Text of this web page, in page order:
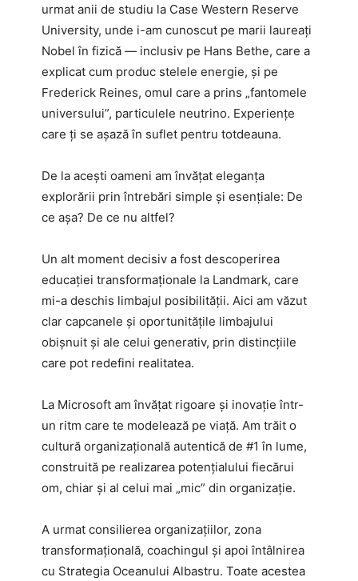
urmat anii de studiu la Case Western Reserve
University, unde i-am cunoscut pe marii laureați
Nobel în fizică — inclusiv pe Hans Bethe, care a
explicat cum produc stelele energie, și pe
Frederick Reines, omul care a prins „fantomele
universului”, particulele neutrino. Experiențe
care ți se așază în suflet pentru totdeauna.
De la acești oameni am învățat eleganța
explorării prin întrebări simple și esențiale: De
ce așa? De ce nu altfel?
Un alt moment decisiv a fost descoperirea
educației transformaționale la Landmark, care
mi-a deschis limbajul posibilității. Aici am văzut
clar capcanele și oportunitățile limbajului
obișnuit și ale celui generativ, prin distincțiile
care pot redefini realitatea.
La Microsoft am învățat rigoare și inovație într-
un ritm care te modelează pe viață. Am trăit o
cultură organizațională autentică de #1 în lume,
construită pe realizarea potențialului fiecărui
om, chiar și al celui mai „mic” din organizație.
A urmat consilierea organizațiilor, zona
transformațională, coachingul și apoi întâlnirea
cu Strategia Oceanului Albastru. Toate acestea